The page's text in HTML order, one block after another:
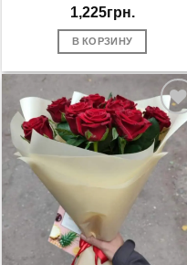
1,225грн.
В КОРЗИНУ
В
избранное